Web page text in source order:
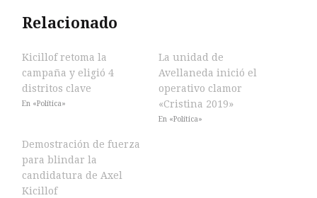
Relacionado
Kicillof retoma la
campaña y eligió 4
distritos clave
En «Política»
La unidad de
Avellaneda inició el
operativo clamor
«Cristina 2019»
En «Política»
Demostración de fuerza
para blindar la
candidatura de Axel
Kicillof